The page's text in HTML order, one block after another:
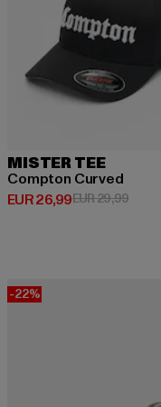
MISTER TEE
Compton Curved
EUR 26,99
Derzeitiger Preis: EUR
EUR 29,99
-22%